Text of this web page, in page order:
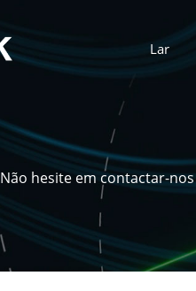
Lar
Não hesite em contactar-